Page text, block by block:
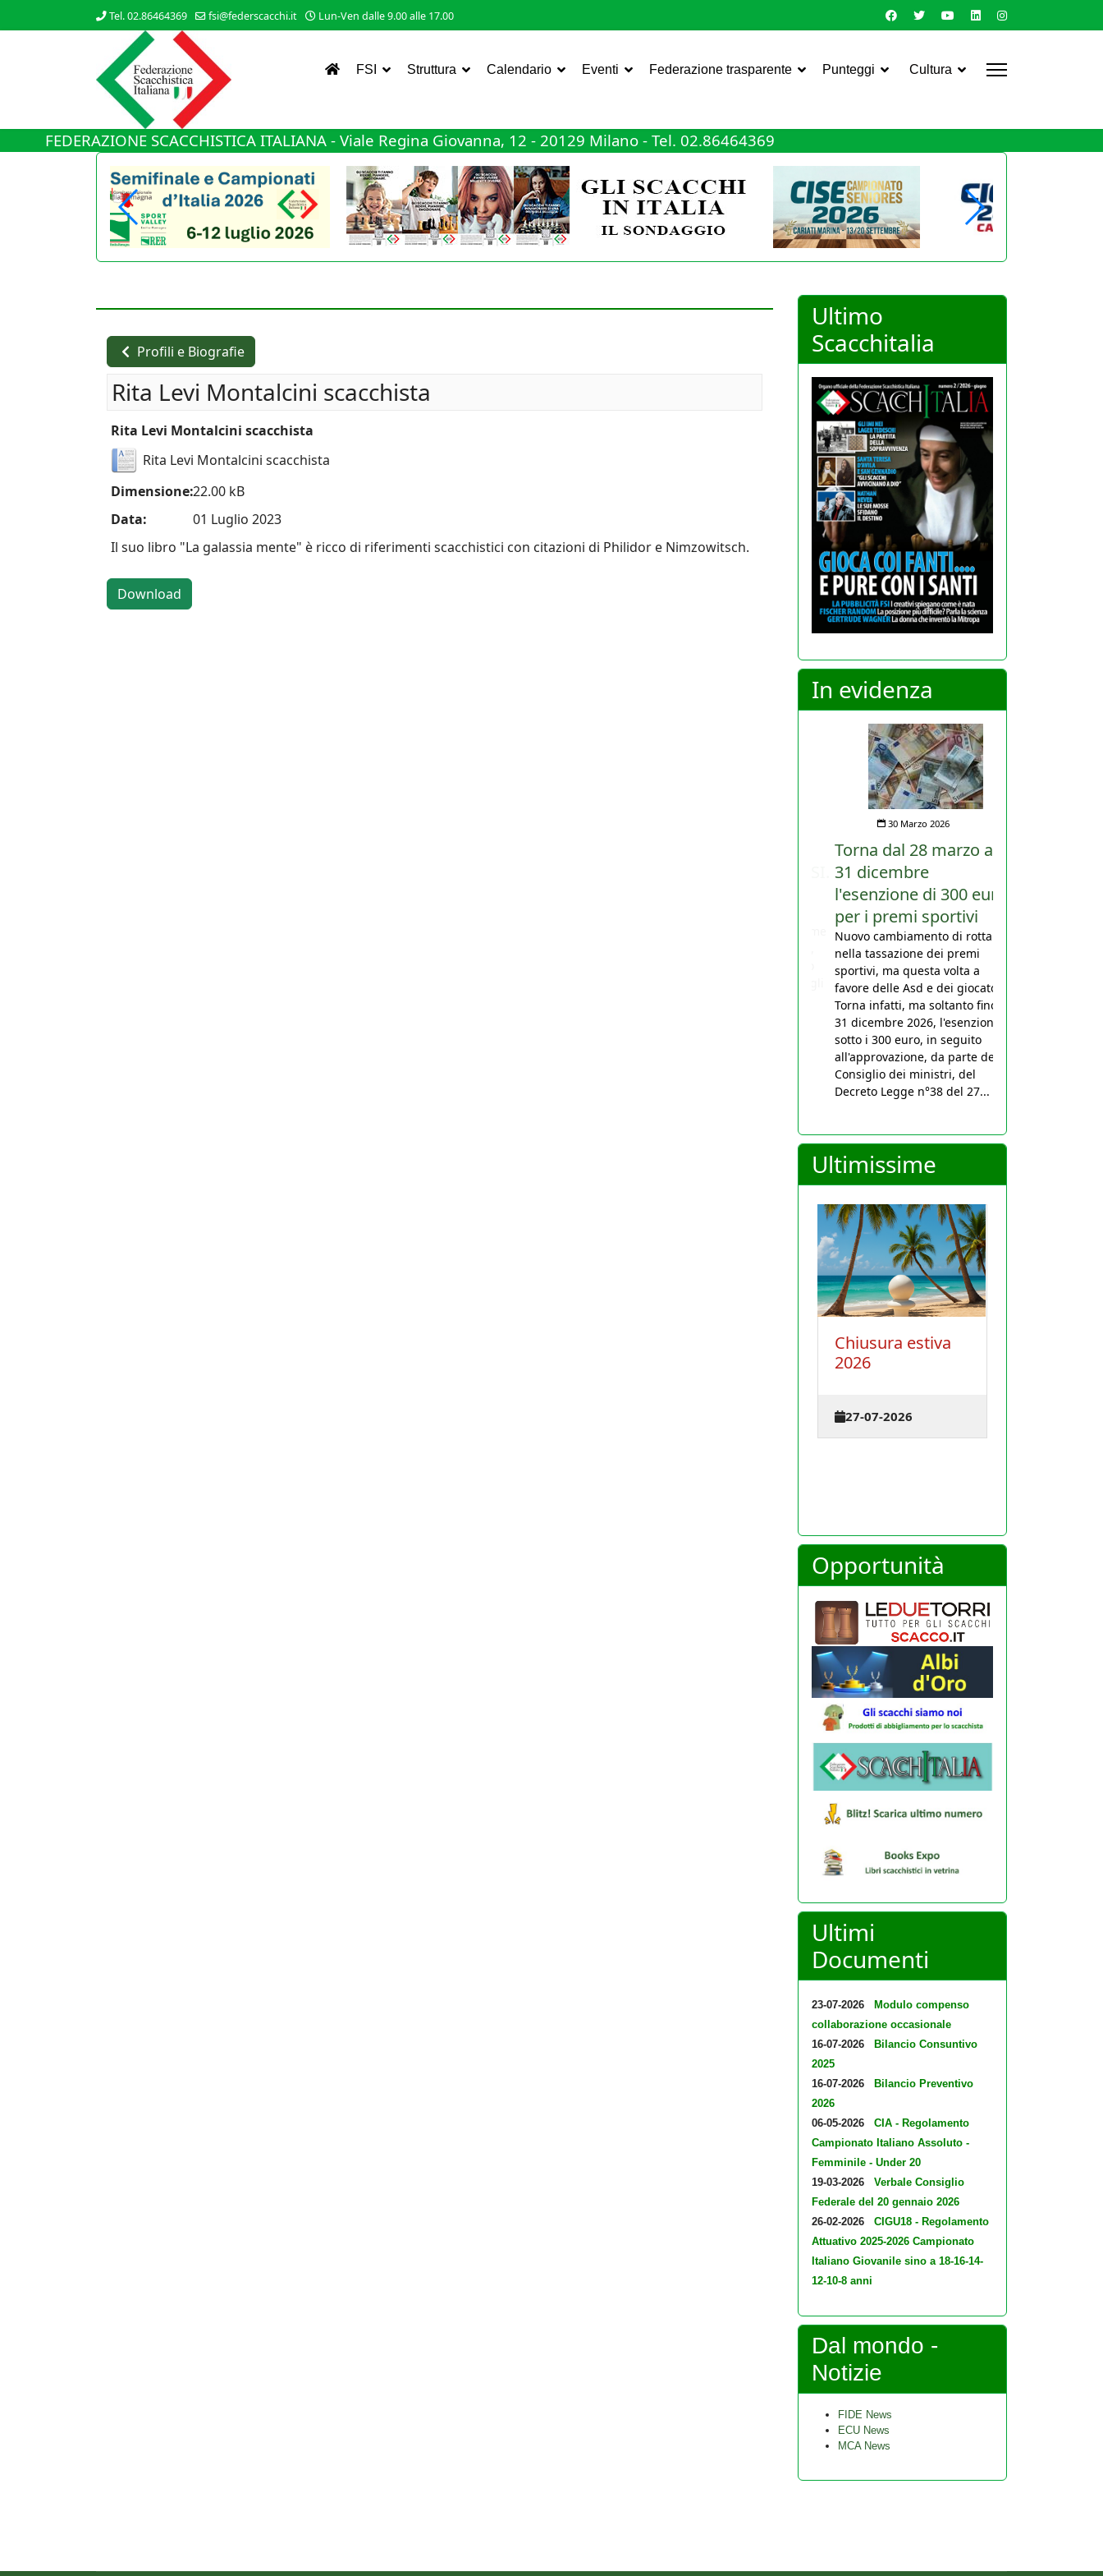
Tel. 02.86464369 fsi@federscacchi.it Lun-Ven dalle 9.00 alle 17.00
FSI Struttura Calendario Eventi Federazione trasparente Punteggi Cultura
FEDERAZIONE SCACCHISTICA ITALIANA - Viale Regina Giovanna, 12 - 20129 Milano - Tel. 02.86464369
Profili e Biografie
Rita Levi Montalcini scacchista
Rita Levi Montalcini scacchista
Rita Levi Montalcini scacchista
Dimensione:22.00 kB
Data:
01 Luglio 2023
Il suo libro "La galassia mente" è ricco di riferimenti scacchistici con citazioni di Philidor e Nimzowitsch.
Ultimo
Scacchitalia
In evidenza
30 Marzo 2026
Torna dal 28 marzo al
31 dicembre
l'esenzione di 300 euro
per i premi sportivi
Nuovo cambiamento di rotta
nella tassazione dei premi
sportivi, ma questa volta a
favore delle Asd e dei giocatori.
Torna infatti, ma soltanto fino al
31 dicembre 2026, l'esenzione
sotto i 300 euro, in seguito
all'approvazione, da parte del
Consiglio dei ministri, del
Decreto Legge n°38 del 27...
Ultimissime
Chiusura estiva
La Conferenza
Opportunità
Ultimi
Documenti
23-07-2026
Modulo compenso
collaborazione occasionale
16-07-2026
Bilancio Consuntivo
2025
16-07-2026
Bilancio Preventivo
2026
06-05-2026
CIA - Regolamento
Campionato Italiano Assoluto -
Femminile - Under 20
19-03-2026
Verbale Consiglio
Federale del 20 gennaio 2026
26-02-2026
CIGU18 - Regolamento
Attuativo 2025-2026 Campionato
Italiano Giovanile sino a 18-16-14-
12-10-8 anni
Dal mondo -
Notizie
FIDE News
ECU News
MCA News